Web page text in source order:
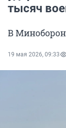
тысяч
В
19 мая 2026, 09:33